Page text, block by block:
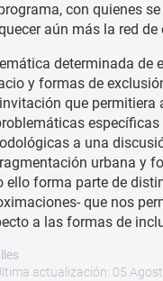
con quienes
aún más la red
determinada de
y formas de
que permitiera
a una
urbana y
ello forma parte de
que nos
a las formas de
actualización: 05